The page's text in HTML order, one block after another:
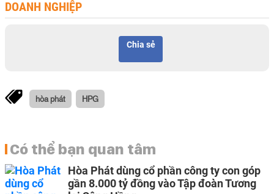
DOANH NGHIỆP
Chia sẻ
hòa phát HPG
Có thể bạn quan tâm
Hòa Phát dùng cổ phần công ty con góp
gần 8.000 tỷ đồng vào Tập đoàn Tương